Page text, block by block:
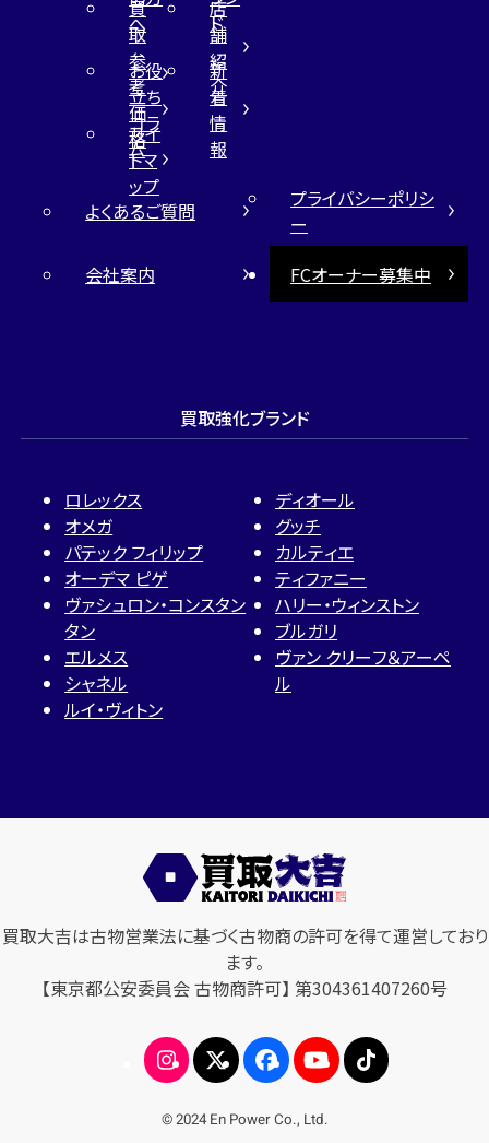
へ
ド
買
取
参
考
価
格
店
舗
紹
介
お役
立ち
コラ
ム
新
着
情
報
サイ
トマ
ップ
よくあるご質問
プライバシーポリシ
ー
会社案内
FCオーナー募集中
買取強化ブランド
ロレックス
オメガ
パテック フィリップ
オーデマ ピゲ
ヴァシュロン・コンスタン
タン
エルメス
シャネル
ルイ・ヴィトン
ディオール
グッチ
カルティエ
ティファニー
ハリー・ウィンストン
ブルガリ
ヴァン クリーフ＆アーペ
ル
買取大吉は古物営業法に基づく古物商の許可を得て運営しており
ます。
【東京都公安委員会 古物商許可】 第304361407260号
© 2024 En Power Co., Ltd.